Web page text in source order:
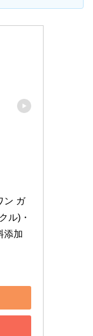
ン ガ
ル)・
添加